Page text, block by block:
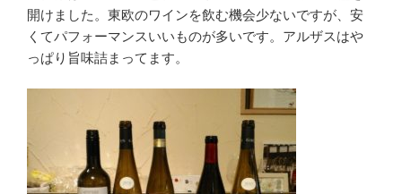
開けました。東欧のワインを飲む機会少ないですが、安
くてパフォーマンスいいものが多いです。アルザスはや
っぱり旨味詰まってます。